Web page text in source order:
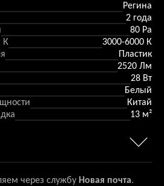
Регина
2 года
80 Ра
К
3000-6000 К
Пластик
2520 Лм
28 Вт
Белый
Китай
13 м²
через службу Новая почта.